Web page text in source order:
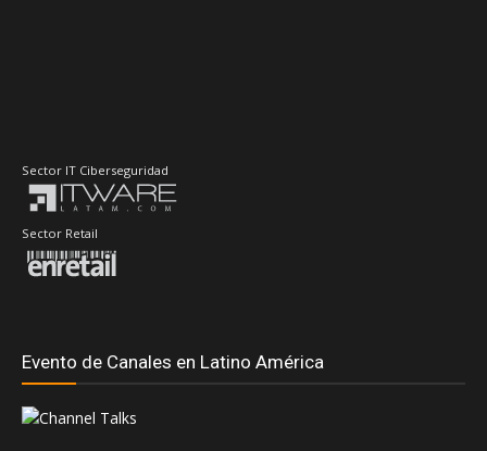
Sector IT Ciberseguridad
Sector Retail
Evento de Canales en Latino América